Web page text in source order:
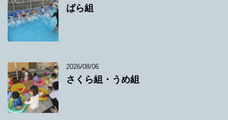
ばら組
2026/08/06
さくら組・うめ組